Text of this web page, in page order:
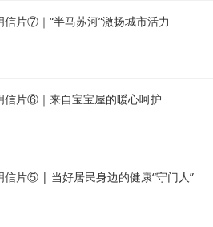
信片⑦｜“半马苏河”激扬城市活力
信片⑥｜来自宝宝屋的暖心呵护
信片⑤ | 当好居民身边的健康“守门人”